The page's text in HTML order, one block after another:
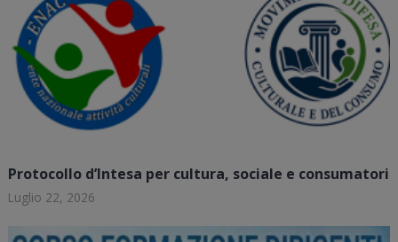
Protocollo d’Intesa per cultura, sociale e consumatori
Luglio 22, 2026